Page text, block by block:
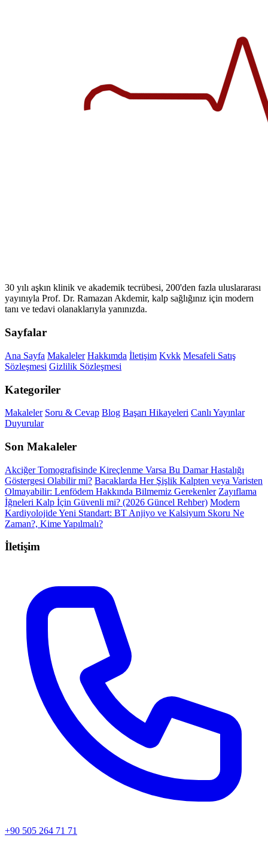
30 yılı aşkın klinik ve akademik tecrübesi, 200'den fazla uluslararası
yayınıyla Prof. Dr. Ramazan Akdemir, kalp sağlığınız için modern
tanı ve tedavi olanaklarıyla yanınızda.
Sayfalar
Ana Sayfa Makaleler Hakkımda İletişim Kvkk Mesafeli Satış
Sözleşmesi Gizlilik Sözleşmesi
Kategoriler
Makaleler Soru & Cevap Blog Başarı Hikayeleri Canlı Yayınlar
Duyurular
Son Makaleler
Akciğer Tomografisinde Kireçlenme Varsa Bu Damar Hastalığı
Göstergesi Olabilir mi? Bacaklarda Her Şişlik Kalpten veya Varisten
Olmayabilir: Lenfödem Hakkında Bilmemiz Gerekenler Zayıflama
İğneleri Kalp İçin Güvenli mi? (2026 Güncel Rehber) Modern
Kardiyolojide Yeni Standart: BT Anjiyo ve Kalsiyum Skoru Ne
Zaman?, Kime Yapılmalı?
İletişim
+90 505 264 71 71